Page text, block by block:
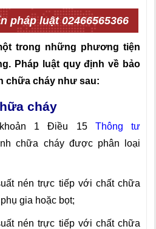
pháp luật 02466565366
trong những phương tiện
Pháp luật quy định về bảo
chữa cháy như sau:
cháy
1 Điều 15 Thông tư
chữa cháy được phân loại
nén trực tiếp với chất chữa
gia hoặc bọt;
nén trực tiếp với chất chữa